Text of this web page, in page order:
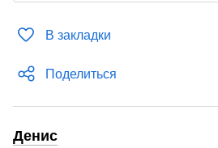
В закладки
Поделиться
Денис